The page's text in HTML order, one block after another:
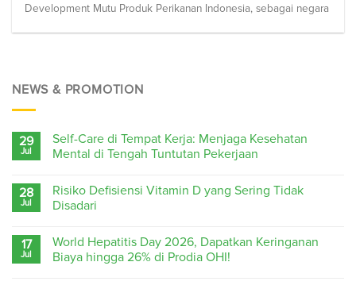
Development Mutu Produk Perikanan Indonesia, sebagai negara
NEWS & PROMOTION
29
Jul
Self-Care di Tempat Kerja: Menjaga Kesehatan
Mental di Tengah Tuntutan Pekerjaan
28
Jul
Risiko Defisiensi Vitamin D yang Sering Tidak
Disadari
17
Jul
World Hepatitis Day 2026, Dapatkan Keringanan
Biaya hingga 26% di Prodia OHI!